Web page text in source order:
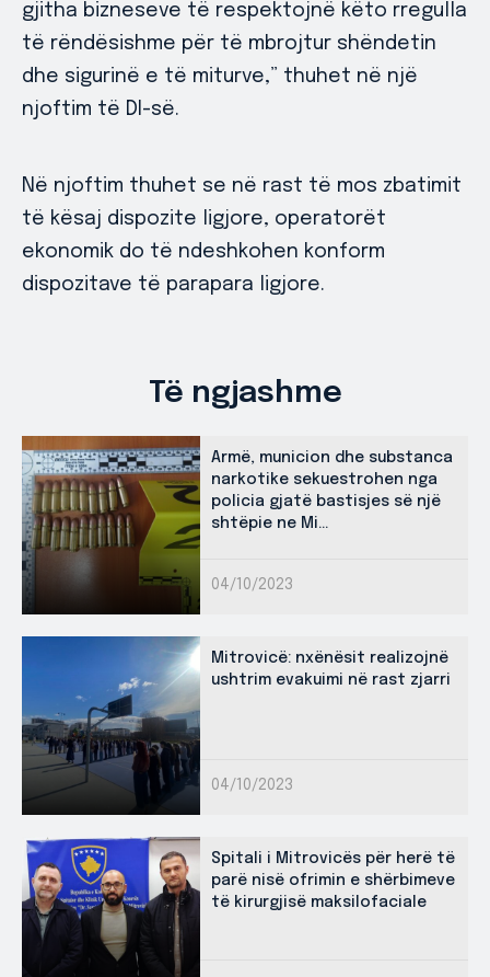
gjitha bizneseve të respektojnë këto rregulla
të rëndësishme për të mbrojtur shëndetin
dhe sigurinë e të miturve,” thuhet në një
njoftim të DI-së.
Në njoftim thuhet se në rast të mos zbatimit
të kësaj dispozite ligjore, operatorët
ekonomik do të ndeshkohen konform
dispozitave të parapara ligjore.
Të ngjashme
Armë, municion dhe substanca
narkotike sekuestrohen nga
policia gjatë bastisjes së një
shtëpie ne Mi...
04/10/2023
Mitrovicë: nxënësit realizojnë
ushtrim evakuimi në rast zjarri
04/10/2023
Spitali i Mitrovicës për herë të
parë nisë ofrimin e shërbimeve
të kirurgjisë maksilofaciale